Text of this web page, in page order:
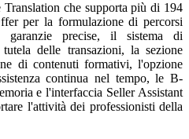
che supporta più di 194
per la formulazione di percorsi
garanzie precise, il sistema di
delle transazioni, la sezione
di contenuti formativi, l'opzione
continua nel tempo, le B-
e l'interfaccia Seller Assistant
l'attività dei professionisti della